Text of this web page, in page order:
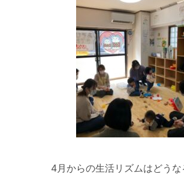
4月からの生活リズムはどう